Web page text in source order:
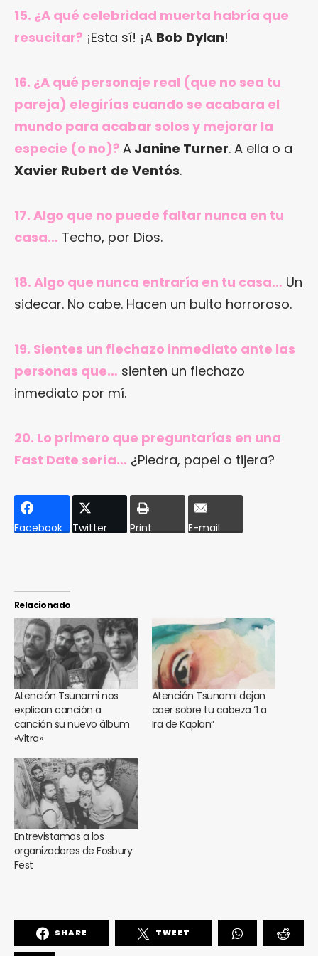
15. ¿A qué celebridad muerta habría que
resucitar? ¡Esta sí! ¡A Bob Dylan!
16. ¿A qué personaje real (que no sea tu
pareja) elegirías cuando se acabara el
mundo para acabar solos y mejorar la
especie (o no)? A Janine Turner. A ella o a
Xavier Rubert de Ventós.
17. Algo que no puede faltar nunca en tu
casa… Techo, por Dios.
18. Algo que nunca entraría en tu casa… Un
sidecar. No cabe. Hacen un bulto horroroso.
19. Sientes un flechazo inmediato ante las
personas que… sienten un flechazo
inmediato por mí.
20. Lo primero que preguntarías en una
Fast Date sería… ¿Piedra, papel o tijera?
Facebook Twitter Print E-mail
Relacionado
Atención Tsunami nos
explican canción a
canción su nuevo álbum
«Vltra»
Atención Tsunami dejan
caer sobre tu cabeza “La
Ira de Kaplan”
Entrevistamos a los
organizadores de Fosbury
Fest
SHARE TWEET